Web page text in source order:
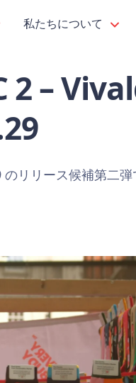
私たちについて
2 –
リリース候補第二